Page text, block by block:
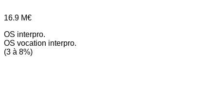
16.9 M€
OS interpro.
OS vocation interpro.
(3 à 8%)